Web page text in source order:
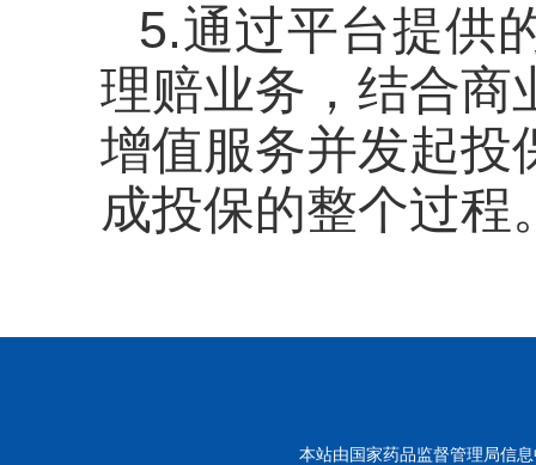
5.通过平台提供
理赔业务，结合商
增值服务并发起投
成投保的整个过程
本站由国家药品监督管理局信